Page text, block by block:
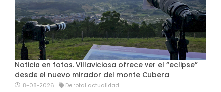
Noticia en fotos. Villaviciosa ofrece ver el “eclipse”
desde el nuevo mirador del monte Cubera
8-08-2026 De total actualidad